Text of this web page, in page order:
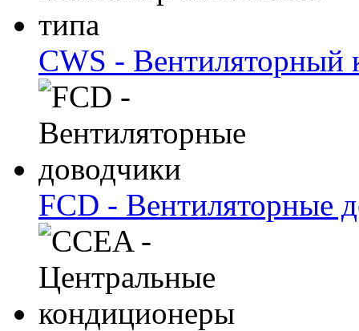
CWS - Вентиляторный
FCD - Вентиляторные